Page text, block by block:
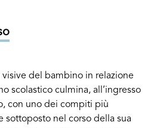
del bambino in relazione
scolastico culmina, all’ingresso
con uno dei compiti più
sottoposto nel corso della sua